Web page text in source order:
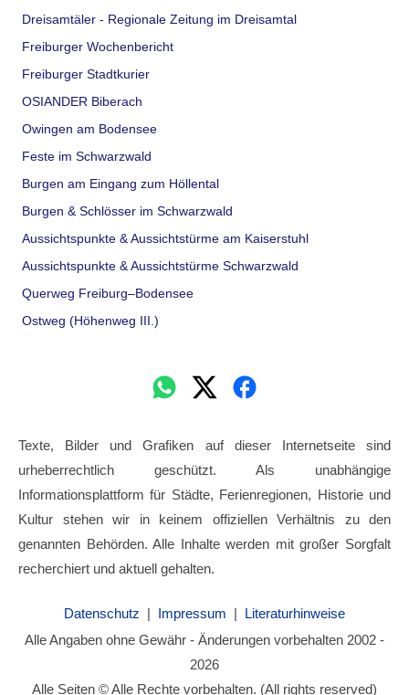
Dreisamtäler - Regionale Zeitung im Dreisamtal
Freiburger Wochenbericht
Freiburger Stadtkurier
OSIANDER Biberach
Owingen am Bodensee
Feste im Schwarzwald
Burgen am Eingang zum Höllental
Burgen & Schlösser im Schwarzwald
Aussichtspunkte & Aussichtstürme am Kaiserstuhl
Aussichtspunkte & Aussichtstürme Schwarzwald
Querweg Freiburg–Bodensee
Ostweg (Höhenweg III.)
Texte, Bilder und Grafiken auf dieser Internetseite sind
urheberrechtlich geschützt. Als unabhängige
Informationsplattform für Städte, Ferienregionen, Historie und
Kultur stehen wir in keinem offiziellen Verhältnis zu den
genannten Behörden. Alle Inhalte werden mit großer Sorgfalt
recherchiert und aktuell gehalten.
Datenschutz | Impressum | Literaturhinweise
Alle Angaben ohne Gewähr - Änderungen vorbehalten 2002 -
2026
Alle Seiten © Alle Rechte vorbehalten. (All rights reserved)